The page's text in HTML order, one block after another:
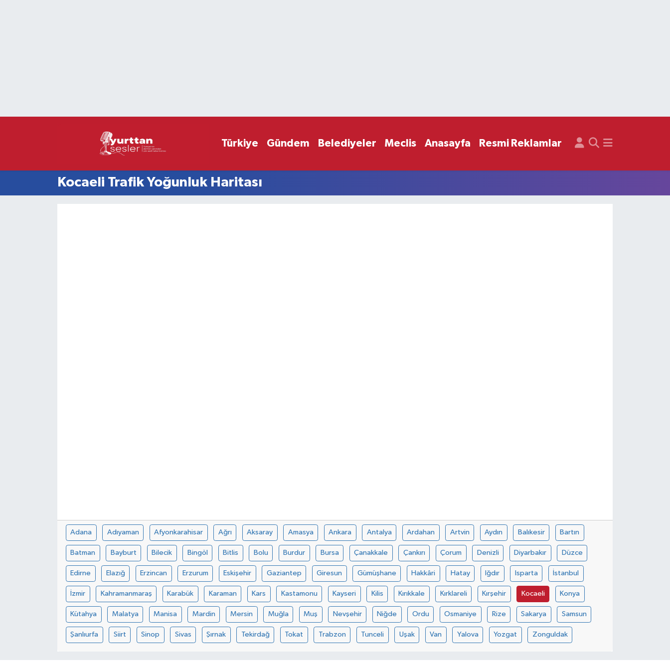
Türkiye Gündem Belediyeler Meclis Anasayfa Resmi Reklamlar
Kocaeli Trafik Yoğunluk Haritası
Adana Adıyaman Afyonkarahisar Ağrı Aksaray Amasya Ankara Antalya Ardahan Artvin Aydın Balıkesir Bartın
Batman Bayburt Bilecik Bingöl Bitlis Bolu Burdur Bursa Çanakkale Çankırı Çorum Denizli Diyarbakır Düzce
Edirne Elazığ Erzincan Erzurum Eskişehir Gaziantep Giresun Gümüşhane Hakkâri Hatay Iğdır Isparta İstanbul
İzmir Kahramanmaraş Karabük Karaman Kars Kastamonu Kayseri Kilis Kırıkkale Kırklareli Kırşehir Kocaeli Konya
Kütahya Malatya Manisa Mardin Mersin Muğla Muş Nevşehir Niğde Ordu Osmaniye Rize Sakarya Samsun
Şanlıurfa Siirt Sinop Sivas Şırnak Tekirdağ Tokat Trabzon Tunceli Uşak Van Yalova Yozgat Zonguldak
Süper Lig Puan Durumu ve Fikstür